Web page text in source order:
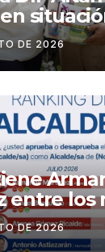
DE 2026
entre los
país y
DE 2026